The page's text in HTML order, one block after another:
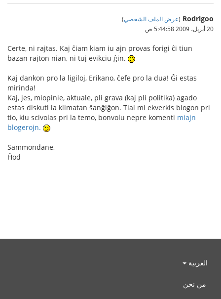
Rodrigoo
(عرض الملف الشخصي)
20 أبريل، 2009 5:44:58 ص
Certe, ni rajtas. Kaj ĉiam kiam iu ajn provas forigi ĉi tiun
bazan rajton nian, ni tuj evikciu ĝin.
Kaj dankon pro la ligiloj, Erikano, ĉefe pro la dua! Ĝi estas
mirinda!
Kaj, jes, miopinie, aktuale, pli grava (kaj pli politika) agado
estas diskuti la klimatan ŝanĝiĝon. Tial mi ekverkis blogon pri
tio, kiu scivolas pri la temo, bonvolu nepre komenti miajn
blogerojn.
Sammondane,
Ĥod
العربية
من نحن